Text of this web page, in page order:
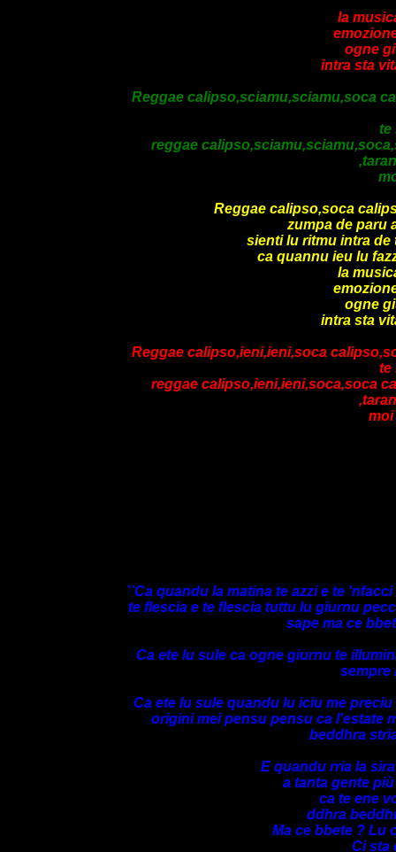
la
ogne
intra sta
Reggae calipso,sciamu,sciamu,soca
te
reggae
Reggae calipso,soca
zumpa de paru
sienti lu ritmu intra de
ca quannu ieu lu
la
ogne
intra sta
Reggae calipso,ieni,ieni,soca
te
reggae calipso,ieni,ieni,soca,soca
moi
``Ca quandu la matina te azzi e te
te flescia e te flescia tuttu lu giurnu
sape ma ce
Ca ete lu sule ca ogne giurnu te
sempre
Ca ete lu sule quandu lu iciu me
origini mei pensu pensu ca l'estate
beddhra
E quandu rria la
a tanta gente
ca te ene
ddhra
Ma ce bbete ? Lu
Ci sta